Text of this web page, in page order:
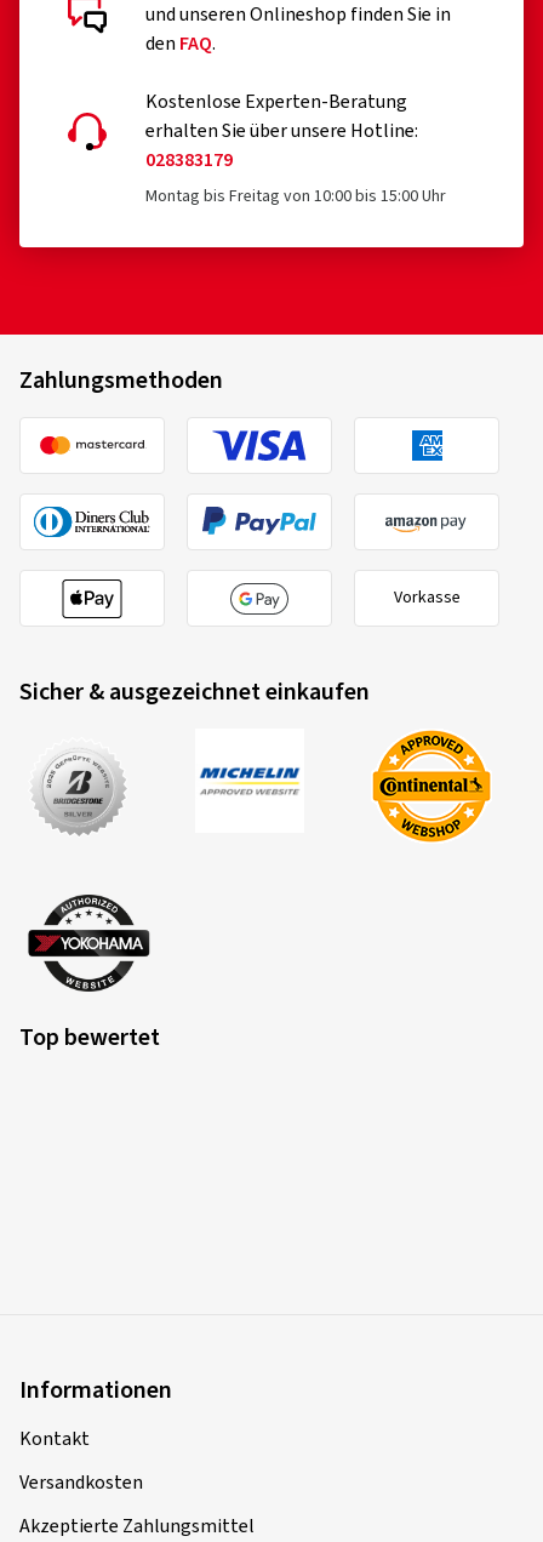
und unseren Onlineshop finden Sie in
den FAQ.
Kostenlose Experten-Beratung
erhalten Sie über unsere Hotline:
028383179
Montag bis Freitag von 10:00 bis 15:00 Uhr
Zahlungsmethoden
Vorkasse
Sicher & ausgezeichnet einkaufen
Top bewertet
Informationen
Kontakt
Versandkosten
Akzeptierte Zahlungsmittel